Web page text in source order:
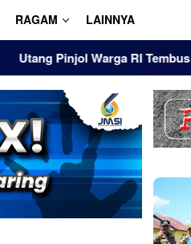
RAGAM LAINNYA
Pinjol Warga RI Tembus Rp105